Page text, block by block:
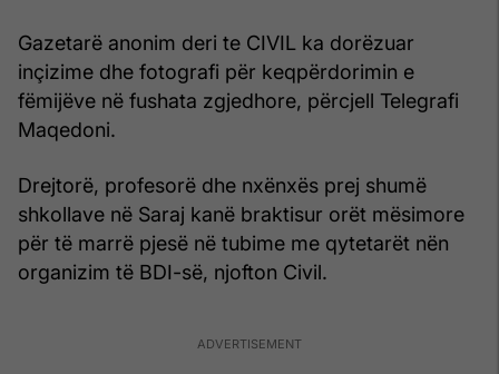
Gazetarë anonim deri te CIVIL ka dorëzuar
inçizime dhe fotografi për keqpërdorimin e
fëmijëve në fushata zgjedhore, përcjell Telegrafi
Maqedoni.
Drejtorë, profesorë dhe nxënxës prej shumë
shkollave në Saraj kanë braktisur orët mësimore
për të marrë pjesë në tubime me qytetarët nën
organizim të BDI-së, njofton Civil.